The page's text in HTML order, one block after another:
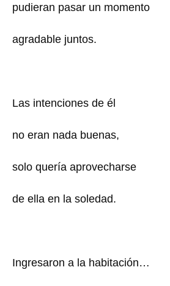
pudieran pasar un momento
agradable juntos.
Las intenciones de él
no eran nada buenas,
solo quería aprovecharse
de ella en la soledad.
Ingresaron a la habitación…